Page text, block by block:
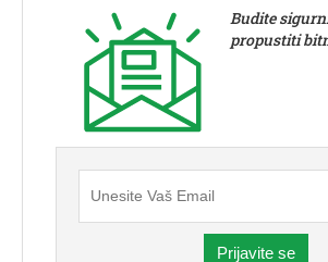
Budite
propustiti
Prijavite se